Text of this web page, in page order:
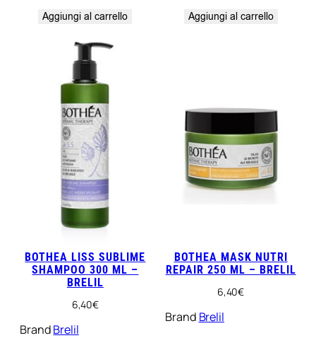
Aggiungi al carrello Aggiungi al carrello
BOTHEA LISS SUBLIME
SHAMPOO 300 ML –
BRELIL
6,40€
BrandBrelil
BOTHEA MASK NUTRI
REPAIR 250 ML – BRELIL
6,40€
Brand Brelil